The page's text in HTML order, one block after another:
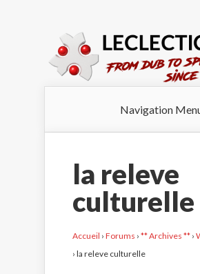
Navigation
la releve
culturelle
Accueil › Forums › ** Archives ** ›
› la releve culturelle